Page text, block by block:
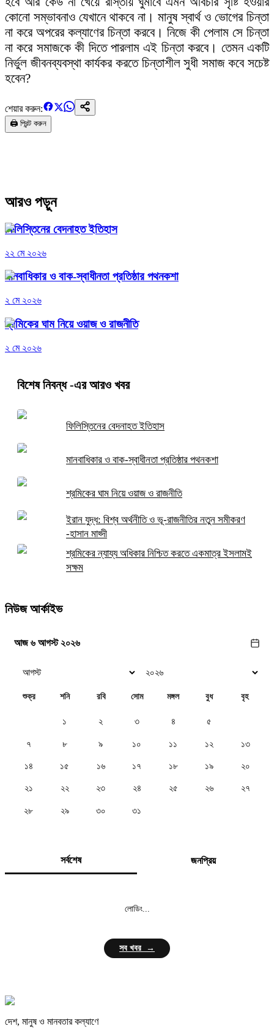
কোনো সম্ভাবনাও যেখানে থাকবে না। মানুষ স্বার্থ ও ভোগের চিন্তা
না করে অপরের কল্যাণের চিন্তা করবে। নিজে কী পেলাম সে চিন্তা
না করে সমাজকে কী দিতে পারলাম এই চিন্তা করবে। তেমন একটি
নির্ভুল জীবনব্যবস্থা কার্যকর করতে চিন্তাশীল সুধী সমাজ কবে সচেষ্ট
হবেন?
শেয়ার করুন:
🖨️ প্রিন্ট করুন
আরও পড়ুন
ফিলিস্তিনের বেদনাহত ইতিহাস
২২ মে ২০২৬
মানবাধিকার ও বাক-স্বাধীনতা প্রতিষ্ঠার পথনকশা
২ মে ২০২৬
শ্রমিকের ঘাম নিয়ে ওয়াজ ও রাজনীতি
২ মে ২০২৬
বিশেষ নিবন্ধ-এর আরও খবর
ফিলিস্তিনের বেদনাহত ইতিহাস
মানবাধিকার ও বাক-স্বাধীনতা প্রতিষ্ঠার পথনকশা
শ্রমিকের ঘাম নিয়ে ওয়াজ ও রাজনীতি
ইরান যুদ্ধ: বিশ্ব অর্থনীতি ও ভূ-রাজনীতির নতুন সমীকরণ
-হাসান মাহ্দী
শ্রমিকের ন্যায্য অধিকার নিশ্চিত করতে একমাত্র ইসলামই
সক্ষম
নিউজ আর্কাইভ
আজ ৬ আগস্ট ২০২৬
শুক্র শনি রবি সোম মঙ্গল বুধ বৃহ
১ ২ ৩ ৪ ৫
৭ ৮ ৯ ১০ ১১ ১২ ১৩
১৪ ১৫ ১৬ ১৭ ১৮ ১৯ ২০
২১ ২২ ২৩ ২৪ ২৫ ২৬ ২৭
২৮ ২৯ ৩০ ৩১
সর্বশেষ জনপ্রিয়
লোডিং...
সব খবর →
দেশ, মানুষ ও মানবতার কল্যাণে